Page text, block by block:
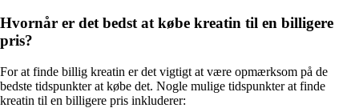
Hvornår er det bedst at købe kreatin til en billigere
pris?
For at finde billig kreatin er det vigtigt at være opmærksom på de
bedste tidspunkter at købe det. Nogle mulige tidspunkter at finde
kreatin til en billigere pris inkluderer: